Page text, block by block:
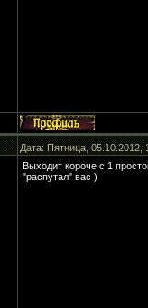
Дата: Пятница,
Выходит короче с 1
"распутал" вас )